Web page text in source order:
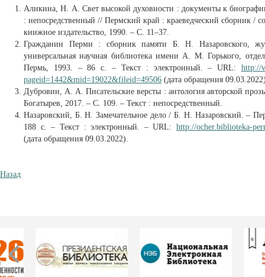
Аликина, Н. А. Свет высокой духовности : документы к
: непосредственный // Пермский край : краеведческий сборник /
книжное издательство, 1990. – С. 11–37.
Гражданин Перми : сборник памяти Б. Н. Назаровского,
универсальная научная библиотека имени А. М. Горького,
Пермь, 1993. – 86 с. – Текст : электронный. – URL: http://
pageid=1442&mid=19022&fileid=49506 (дата обращения
Дубровин, А. А. Писательские версты : антология авторской
Богатырев, 2017. – С. 109. – Текст : непосредственный.
Назаровский, Б. Н. Замечательное дело / Б. Н. Назаровский. –
188 с. – Текст : электронный. – URL: http://ocher.biblioteka-
(дата обращения 09.03.2022).
Назад